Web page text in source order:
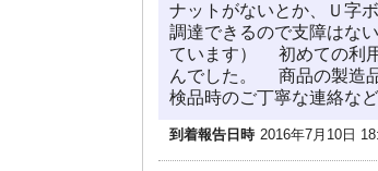
ナットがないとか、Ｕ字
調達できるので支障はな
ています） 初めての利
んでした。 商品の製造
検品時のご丁寧な連絡な
到着報告日時 2016年7月10日